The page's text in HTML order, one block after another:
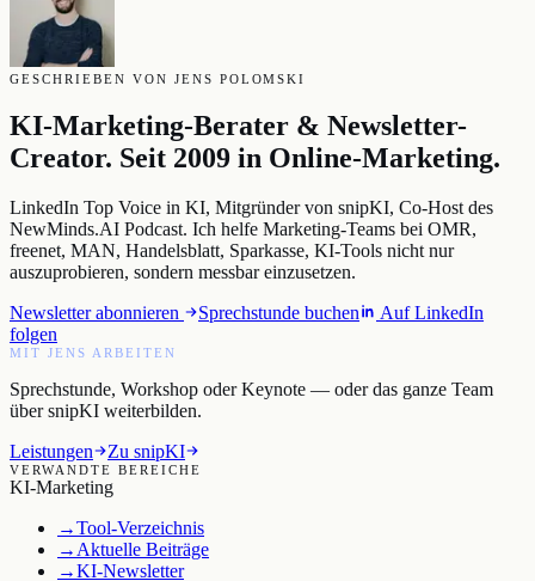
GESCHRIEBEN VON JENS POLOMSKI
KI-Marketing-Berater & Newsletter-
Creator. Seit 2009 in Online-Marketing.
LinkedIn Top Voice in KI, Mitgründer von snipKI, Co-Host des
NewMinds.AI Podcast. Ich helfe Marketing-Teams bei OMR,
freenet, MAN, Handelsblatt, Sparkasse, KI-Tools nicht nur
auszuprobieren, sondern messbar einzusetzen.
Newsletter abonnieren
Sprechstunde buchen
Auf LinkedIn
folgen
MIT JENS ARBEITEN
Sprechstunde, Workshop oder Keynote — oder das ganze Team
über snipKI weiterbilden.
Leistungen
Zu snipKI
VERWANDTE BEREICHE
KI-Marketing
→Tool-Verzeichnis
→Aktuelle Beiträge
→KI-Newsletter